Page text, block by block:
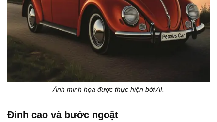
Ảnh minh họa được thực hiện bởi AI.
Đỉnh cao và bước ngoặt